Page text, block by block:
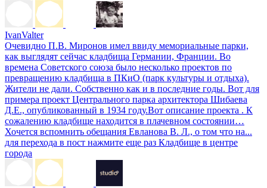
IvanValter
Очевидно П.В. Миронов имел ввиду мемориальные парки,
как выглядят сейчас кладбища Германии, Франции. Во
времена Советского союза было несколько проектов по
превращению кладбища в ПКиО (парк культуры и отдыха).
Жители не дали. Собственно как и в последние годы. Вот для
примера проект Центрального парка архитектора Шибаева
Д.Е., опубликованный в 1934 году.Вот описание проекта . К
сожалению кладбище находится в плачевном состоянии…
Хочется вспомнить обещания Евланова В. Л., о том что на...
для перехода в пост нажмите еще раз Кладбище в центре
города